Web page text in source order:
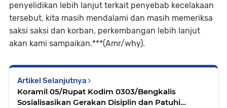
penyelidikan lebih lanjut terkait penyebab kecelakaan
tersebut, kita masih mendalami dan masih memeriksa
saksi saksi dan korban, perkembangan lebih lanjut
akan kami sampaikan.***(Amr/why).
Artikel Selanjutnya
Koramil 05/Rupat Kodim 0303/Bengkalis
Sosialisasikan Gerakan Disiplin dan Patuhi